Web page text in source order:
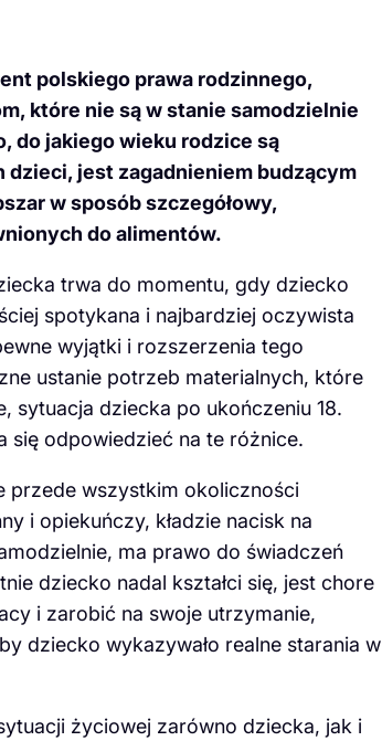
polskiego prawa rodzinnego,
które nie są w stanie samodzielnie
do jakiego wieku rodzice są
jest zagadnieniem budzącym
w sposób szczegółowy,
do alimentów.
trwa do momentu, gdy dziecko
spotykana i najbardziej oczywista
wyjątki i rozszerzenia tego
ustanie potrzeb materialnych, które
sytuacja dziecka po ukończeniu 18.
odpowiedzieć na te różnice.
przede wszystkim okoliczności
i opiekuńczy, kładzie nacisk na
ma prawo do świadczeń
dziecko nadal kształci się, jest chore
i zarobić na swoje utrzymanie,
dziecko wykazywało realne starania w
życiowej zarówno dziecka, jak i